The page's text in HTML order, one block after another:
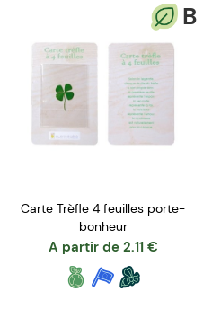
B
Carte Trèfle 4 feuilles porte-
bonheur
A partir de 2.11 €